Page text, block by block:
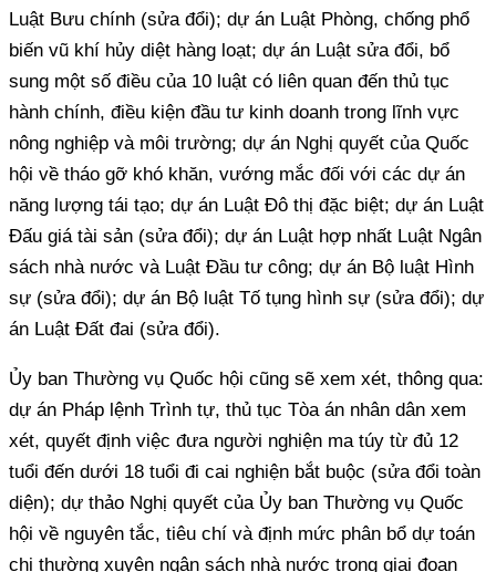
Luật Bưu chính (sửa đổi); dự án Luật Phòng, chống phổ
biến vũ khí hủy diệt hàng loạt; dự án Luật sửa đổi, bổ
sung một số điều của 10 luật có liên quan đến thủ tục
hành chính, điều kiện đầu tư kinh doanh trong lĩnh vực
nông nghiệp và môi trường; dự án Nghị quyết của Quốc
hội về tháo gỡ khó khăn, vướng mắc đối với các dự án
năng lượng tái tạo; dự án Luật Đô thị đặc biệt; dự án Luật
Đấu giá tài sản (sửa đổi); dự án Luật hợp nhất Luật Ngân
sách nhà nước và Luật Đầu tư công; dự án Bộ luật Hình
sự (sửa đổi); dự án Bộ luật Tố tụng hình sự (sửa đổi); dự
án Luật Đất đai (sửa đổi).
Ủy ban Thường vụ Quốc hội cũng sẽ xem xét, thông qua:
dự án Pháp lệnh Trình tự, thủ tục Tòa án nhân dân xem
xét, quyết định việc đưa người nghiện ma túy từ đủ 12
tuổi đến dưới 18 tuổi đi cai nghiện bắt buộc (sửa đổi toàn
diện); dự thảo Nghị quyết của Ủy ban Thường vụ Quốc
hội về nguyên tắc, tiêu chí và định mức phân bổ dự toán
chi thường xuyên ngân sách nhà nước trong giai đoạn